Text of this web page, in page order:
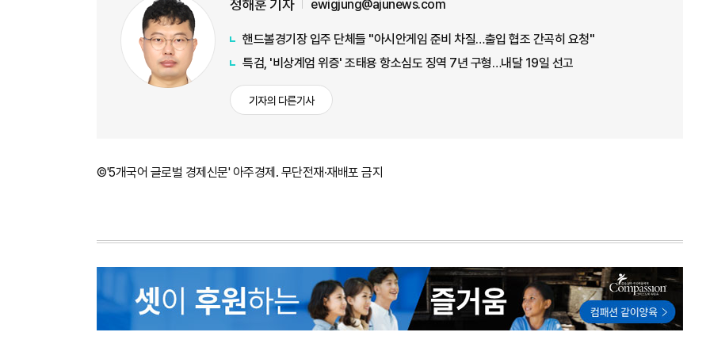
정해훈 기자 ewigjung@ajunews.com
핸드볼경기장 입주 단체들 "아시안게임 준비 차질…출입 협조 간곡히 요청"
특검, '비상계엄 위증' 조태용 항소심도 징역 7년 구형…내달 19일 선고
기자의 다른기사
©'5개국어 글로벌 경제신문' 아주경제. 무단전재·재배포 금지